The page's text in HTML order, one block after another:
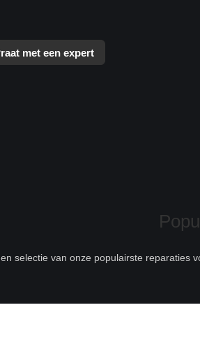
met een expert
selectie van onze populairste reparaties